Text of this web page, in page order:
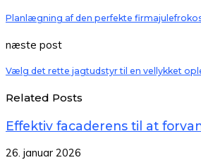
Planlægning af den perfekte
næste post
Vælg det rette jagtudstyr til en vellykket
Related Posts
Effektiv facaderens til at
26. januar 2026